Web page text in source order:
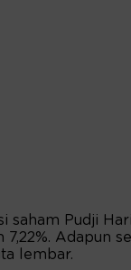
saham Pudji
7,22%. Adapun
lembar.